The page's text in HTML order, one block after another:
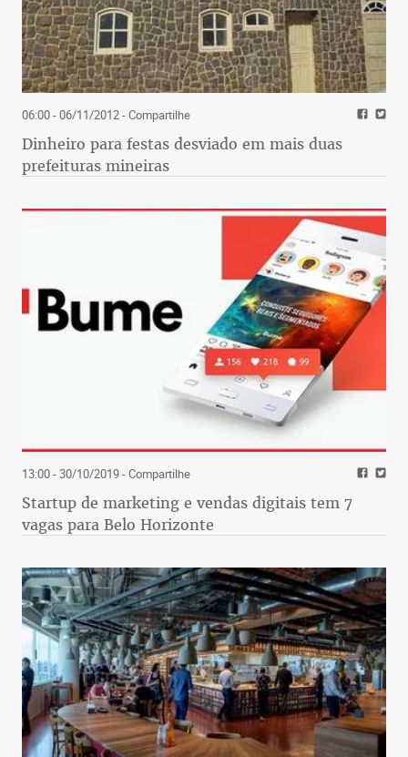
06:00 - 06/11/2012- Compartilhe
Dinheiro para festas desviado em mais duas
prefeituras mineiras
13:00 - 30/10/2019- Compartilhe
Startup de marketing e vendas digitais tem 7
vagas para Belo Horizonte